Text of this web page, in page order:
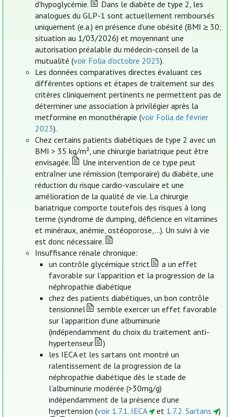
d'hypoglycémie.
Dans le diabète de type 2, les
analogues du GLP-1 sont actuellement remboursés
uniquement (e.a.) en présence d’une obésité (BMI ≥ 30;
situation au 1/03/2026) et moyennant une
autorisation préalable du médecin-conseil de la
mutualité (voir Folia d'octobre 2025).
Les données comparatives directes évaluant ces
différentes options et étapes de traitement sur des
critères cliniquement pertinents ne permettent pas de
déterminer une association à privilégier après la
metformine en monothérapie (voir Folia de février
2023).
Chez certains patients diabétiques de type 2 avec un
BMI > 35 kg/m², une chirurgie bariatrique peut être
envisagée.
Une intervention de ce type peut
entraîner une rémission (temporaire) du diabète, une
réduction du risque cardio-vasculaire et une
amélioration de la qualité de vie. La chirurgie
bariatrique comporte toutefois des risques à long
terme (syndrome de dumping, déficience en vitamines
et minéraux, anémie, ostéoporose,…). Un suivi à vie
est donc nécessaire.
Insuffisance rénale chronique:
un contrôle glycémique strict
a un effet
favorable sur l’apparition et la progression de la
néphropathie diabétique
chez des patients diabétiques, un bon contrôle
tensionnel
semble exercer un effet favorable
sur l’apparition d’une albuminurie
(indépendamment du choix du traitement anti-
hypertenseur
)
les IECA et les sartans ont montré un
ralentissement de la progression de la
néphropathie diabétique dès le stade de
l’albuminurie modérée (>30mg/g)
indépendamment de la présence d’une
hypertension (voir 1.7.1. IECA et 1.7.2. Sartans )